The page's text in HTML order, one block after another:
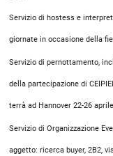
Servizio di hostess e
giornate in occasione della
Servizio di pernottamento,
della partecipazione di
terrà ad Hannover 22-26
Servizio di Organizzazione
aggetto: ricerca buyer, 2B2,